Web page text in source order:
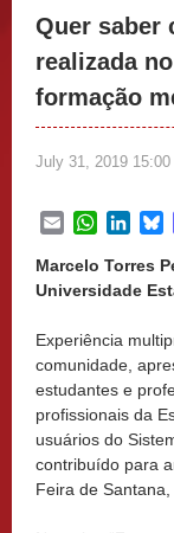
Quer saber
realizada
formação
July 31, 2019 15:00
Email
Marcelo Torres
Universidade
Experiência
comunidade,
estudantes e
profissionais da
usuários do
contribuído para
Feira de